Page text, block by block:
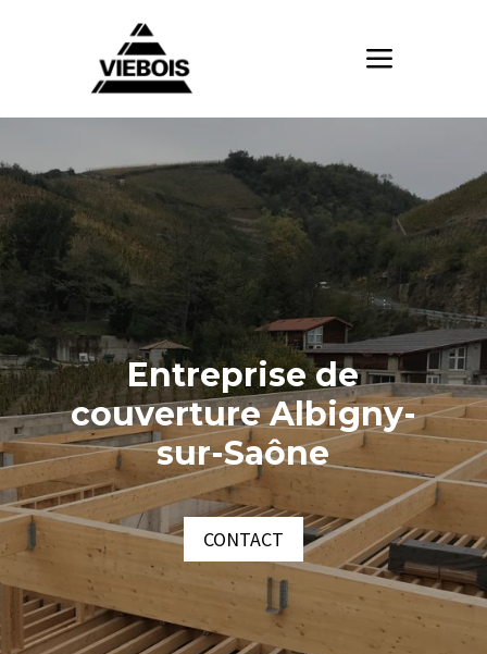
Entreprise de
couverture Albigny-
sur-Saône
CONTACT